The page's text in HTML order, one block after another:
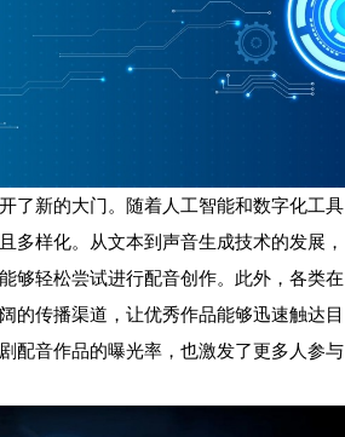
了新的大门。随着人工智能和数字化工具
多样化。从文本到声音生成技术的发展，
够轻松尝试进行配音创作。此外，各类在
的传播渠道，让优秀作品能够迅速触达目
配音作品的曝光率，也激发了更多人参与